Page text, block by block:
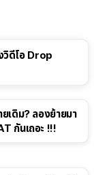
ดีโอ Drop
ยเดิม? ลองย้ายมา
กันเถอะ !!!